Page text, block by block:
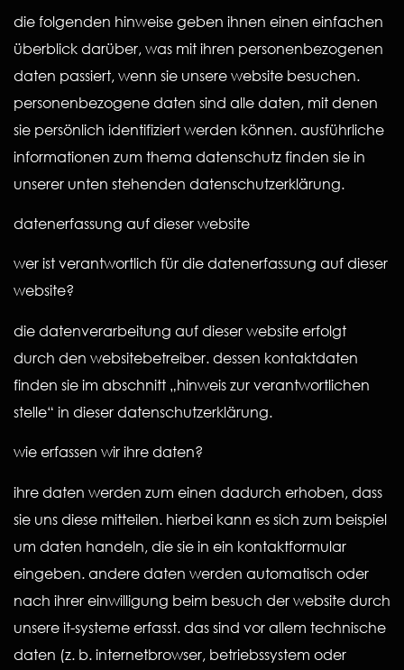
die folgenden hinweise geben ihnen einen einfachen
überblick darüber, was mit ihren personenbezogenen
daten passiert, wenn sie unsere website besuchen.
personenbezogene daten sind alle daten, mit denen
sie persönlich identifiziert werden können. ausführliche
informationen zum thema datenschutz finden sie in
unserer unten stehenden datenschutzerklärung.
datenerfassung auf dieser website
wer ist verantwortlich für die datenerfassung auf dieser
website?
die datenverarbeitung auf dieser website erfolgt
durch den websitebetreiber. dessen kontaktdaten
finden sie im abschnitt „hinweis zur verantwortlichen
stelle“ in dieser datenschutzerklärung.
wie erfassen wir ihre daten?
ihre daten werden zum einen dadurch erhoben, dass
sie uns diese mitteilen. hierbei kann es sich zum beispiel
um daten handeln, die sie in ein kontaktformular
eingeben. andere daten werden automatisch oder
nach ihrer einwilligung beim besuch der website durch
unsere it-systeme erfasst. das sind vor allem technische
daten (z. b. internetbrowser, betriebssystem oder